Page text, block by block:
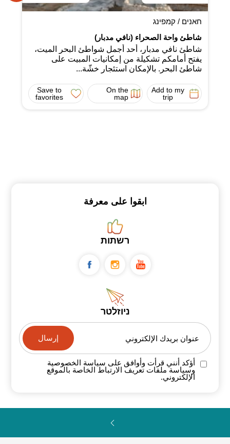
חאנים / קמפינג
شاطئ واحة الصحراء (نافي مدبار)
شاطئ نافي مدبار، أحد أجمل شواطئ البحر الميت،
يفتح أمامكم تشكيلة من إمكانيات المبيت على
شاطئ البحر. بالإمكان استئجار خشّة...
Add to my
trip
On the
map
Save to
favorites
ابقوا على معرفة
רשתות
ניוזלטר
عنوان بريدك الإلكتروني
أؤكد أنني قرأت وأوافق على سياسة الخصوصية
وسياسة ملفات تعريف الارتباط الخاصة بالموقع
الإلكتروني.